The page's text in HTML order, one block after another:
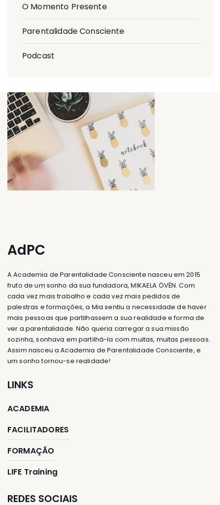
O Momento Presente
Parentalidade Consciente
Podcast
AdPC
A Academia de Parentalidade Consciente nasceu em 2015
fruto de um sonho da sua fundadora, MIKAELA ÖVÉN. Com
cada vez mais trabalho e cada vez mais pedidos de
palestras e formações, a Mia sentiu a necessidade de haver
mais pessoas que partilhassem a sua realidade e forma de
ver a parentalidade. Não queria carregar a sua missão
sozinha, sonhava em partilhá-la com muitas, muitas pessoas.
Assim nasceu a Academia de Parentalidade Consciente, e
um sonho tornou-se realidade!
LINKS
ACADEMIA
FACILITADORES
FORMAÇÃO
LIFE Training
REDES SOCIAIS